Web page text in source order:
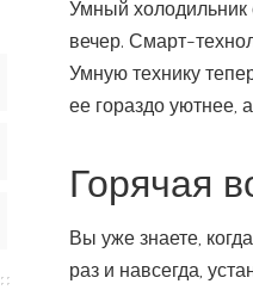
Умный холодильник
вечер. Смарт-
Умную технику
ее гораздо уютнее,
Горячая
Вы уже знаете,
раз и навсегда,